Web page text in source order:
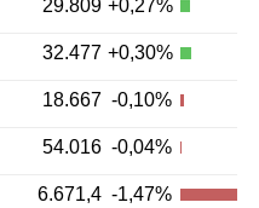
29.809 +0,27%
32.477 +0,30%
18.667 -0,10%
54.016 -0,04%
6.671,4 -1,47%